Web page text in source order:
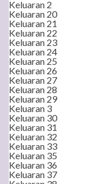
Keluaran 2
Keluaran 20
Keluaran 21
Keluaran 22
Keluaran 23
Keluaran 24
Keluaran 25
Keluaran 26
Keluaran 27
Keluaran 28
Keluaran 29
Keluaran 3
Keluaran 30
Keluaran 31
Keluaran 32
Keluaran 33
Keluaran 35
Keluaran 36
Keluaran 37